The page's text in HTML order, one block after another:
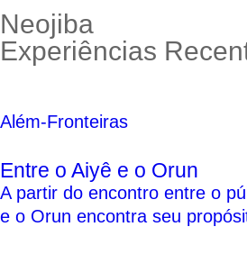
Neojiba
Experiências
Além-Fronteiras
Entre o Aiyê e o Orun
A partir do encontro entre o
e o Orun encontra seu